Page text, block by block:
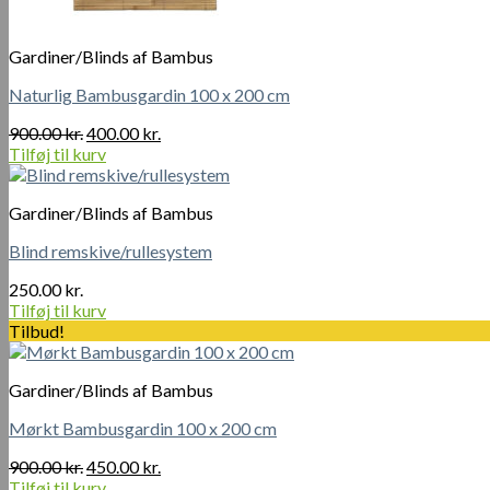
Gardiner/Blinds af Bambus
Naturlig Bambusgardin 100 x 200 cm
900.00kr.Den
oprindelige
pris
900.00 kr..
400.00kr.
pris
400.00 kr..
Tilføj til kurv
Gardiner/Blinds af Bambus
Blind remskive/rullesystem
250.00kr.
Tilføj til kurv
Tilbud!
Gardiner/Blinds af Bambus
Mørkt Bambusgardin 100 x 200 cm
900.00kr.Den
450.00kr.